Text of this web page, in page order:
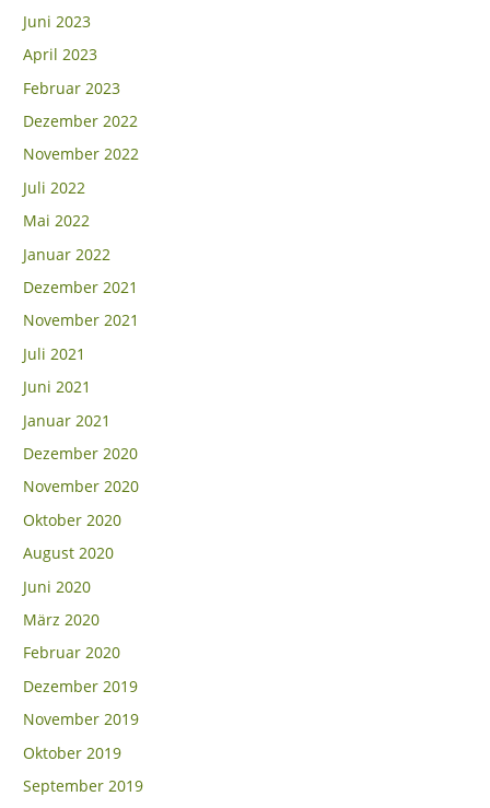
Juni 2023
April 2023
Februar 2023
Dezember 2022
November 2022
Juli 2022
Mai 2022
Januar 2022
Dezember 2021
November 2021
Juli 2021
Juni 2021
Januar 2021
Dezember 2020
November 2020
Oktober 2020
August 2020
Juni 2020
März 2020
Februar 2020
Dezember 2019
November 2019
Oktober 2019
September 2019